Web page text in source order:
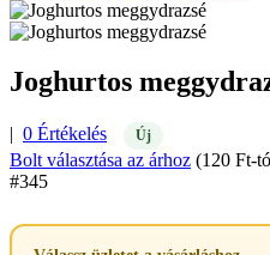
Joghurtos
| 0 Értékelés Új
Bolt választása az árhoz (120 Ft-
#345